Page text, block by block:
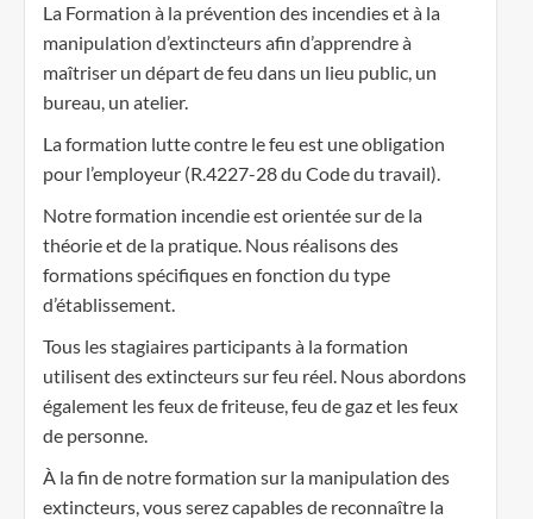
La Formation à la prévention des incendies et à la
manipulation d’extincteurs afin d’apprendre à
maîtriser un départ de feu dans un lieu public, un
bureau, un atelier.
La formation lutte contre le feu est une obligation
pour l’employeur (R.4227-28 du Code du travail).
Notre formation incendie est orientée sur de la
théorie et de la pratique. Nous réalisons des
formations spécifiques en fonction du type
d’établissement.
Tous les stagiaires participants à la formation
utilisent des extincteurs sur feu réel. Nous abordons
également les feux de friteuse, feu de gaz et les feux
de personne.
À la fin de notre formation sur la manipulation des
extincteurs, vous serez capables de reconnaître la